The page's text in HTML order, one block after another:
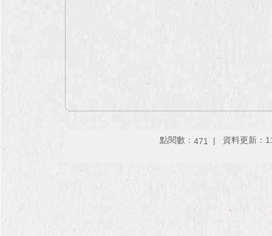
點閱數： 471 資料更新：